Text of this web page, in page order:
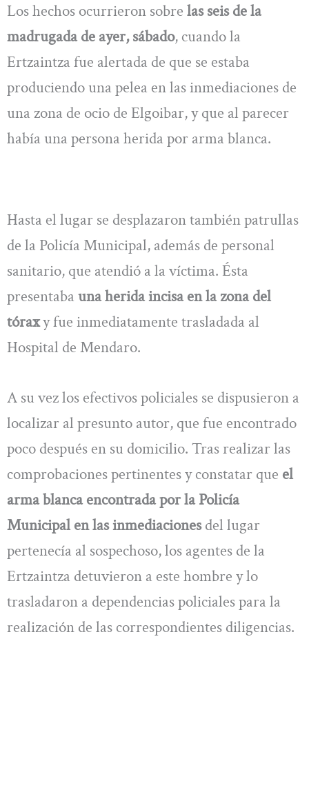
Los hechos ocurrieron sobre las seis de la
madrugada de ayer, sábado, cuando la
Ertzaintza fue alertada de que se estaba
produciendo una pelea en las inmediaciones de
una zona de ocio de Elgoibar, y que al parecer
había una persona herida por arma blanca.
Hasta el lugar se desplazaron también patrullas
de la Policía Municipal, además de personal
sanitario, que atendió a la víctima. Ésta
presentaba una herida incisa en la zona del
tóraxy fue inmediatamente trasladada al
Hospital de Mendaro.
A su vez los efectivos policiales se dispusieron a
localizar al presunto autor, que fue encontrado
poco después en su domicilio. Tras realizar las
comprobaciones pertinentes y constatar que el
arma blanca encontrada por la Policía
Municipal en las inmediacionesdel lugar
pertenecía al sospechoso, los agentes de la
Ertzaintza detuvieron a este hombre y lo
trasladaron a dependencias policiales para la
realización de las correspondientes diligencias.